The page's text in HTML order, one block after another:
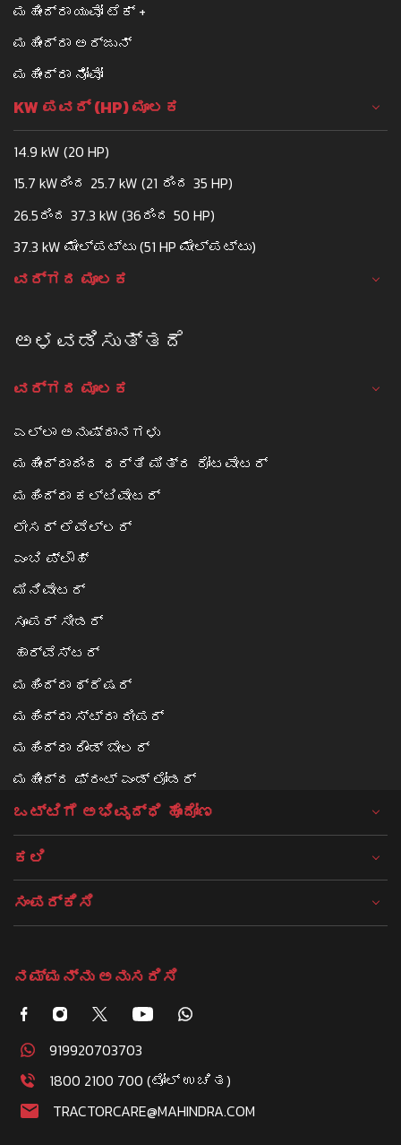
ಮಹೀಂದ್ರಾ ಯುವೋ ಟೆಕ್ +
ಮಹೀಂದ್ರಾ ಅರ್ಜುನ್
ಮಹೀಂದ್ರಾ ನೋವೋ
KW ಪವರ್ (HP) ಮೂಲಕ
14.9 kW (20 HP)
15.7 kWರಿಂದ 25.7 kW (21 ರಿಂದ 35 HP)
26.5ರಿಂದ 37.3 kW (36ರಿಂದ 50 HP)
37.3 kW ಮೇಲ್ಪಟ್ಟು (51 HP ಮೇಲ್ಪಟ್ಟು)
ವರ್ಗದ ಮೂಲಕ
ಅಳವಡಿಸುತ್ತದೆ
ವರ್ಗದ ಮೂಲಕ
ಎಲ್ಲಾ ಅನುಷ್ಠಾನಗಳು
ಮಹೀಂದ್ರಾದಿಂದ ಧರ್ತಿ ಮಿತ್ರ ರೋಟವೇಟರ್
ಮಹಿಂದ್ರಾ ಕಲ್ಟಿವೇಟರ್
ಲೇಸರ್ ಲೆವೆಲ್ಲರ್
ಎಂಬಿ ಪ್ಲೌಹ್
ಮಿನಿವೇಟರ್
ಸೂಪರ್ ಸೀಡರ್
ಹಾರ್ವೆಸ್ಟರ್
ಮಹಿಂದ್ರಾ ಥ್ರೆಷರ್
ಮಹಿಂದ್ರಾ ಸ್ಟ್ರಾ ರೀಪರ್
ಮಹಿಂದ್ರಾ ರೌಂಡ್ ಬೇಲರ್
ಮಹೀಂದ್ರ ಫ್ರಂಟ್ ಎಂಡ್ ಲೋಡರ್
ಒಟ್ಟಿಗೆ ಅಭಿವೃದ್ಧಿ ಹೊಂದೋಣ
ಕಲಿ
ಸಂಪರ್ಕಿಸಿ
ನಮ್ಮನ್ನು ಅನುಸರಿಸಿ
919920703703
1800 2100 700 (ಟೋಲ್ ಉಚಿತ)
TRACTORCARE@MAHINDRA.COM